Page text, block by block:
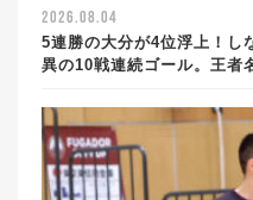
2026.08.04
5連勝の大分が4位浮上！し
異の10戦連続ゴール。王